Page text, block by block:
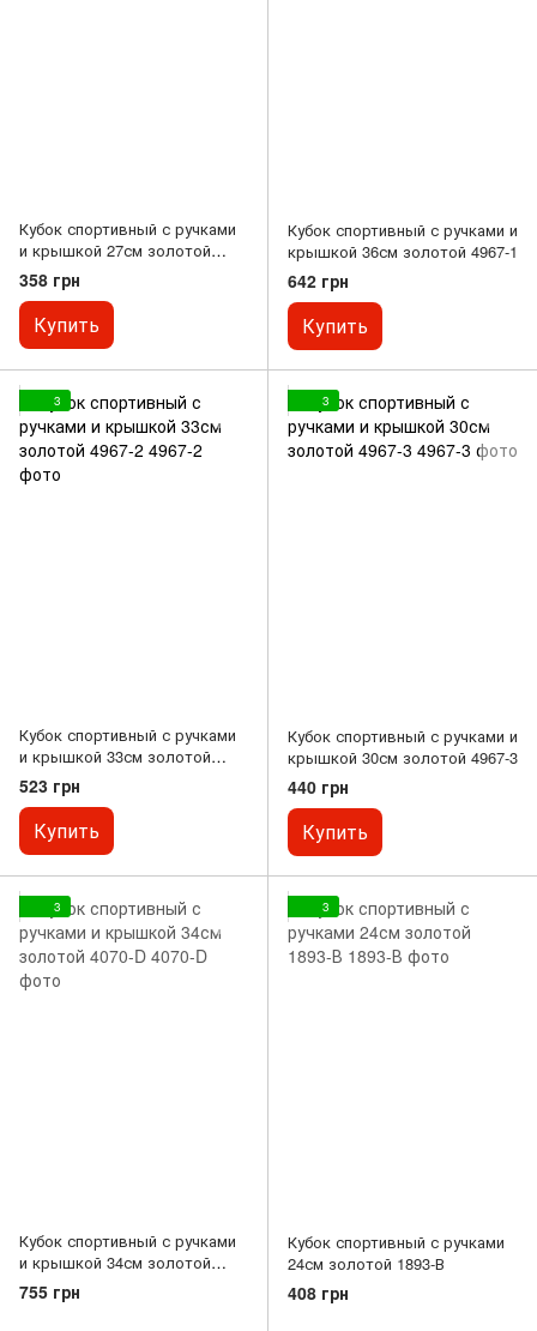
Кубок спортивный с ручками
и крышкой 27см золотой
4965-3
358 грн
Купить
Кубок спортивный с ручками и
крышкой 36см золотой 4967-1
642 грн
Купить
3
Кубок спортивный с ручками
и крышкой 33см золотой
4967-2
523 грн
Купить
3
Кубок спортивный с ручками и
крышкой 30см золотой 4967-3
440 грн
Купить
3
Кубок спортивный с ручками
и крышкой 34см золотой
4070-D
755 грн
3
Кубок спортивный с ручками
24см золотой 1893-В
408 грн